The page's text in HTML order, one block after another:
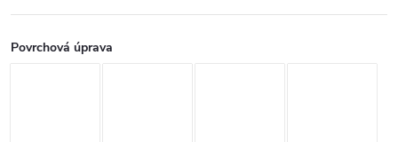
Povrchová úprava